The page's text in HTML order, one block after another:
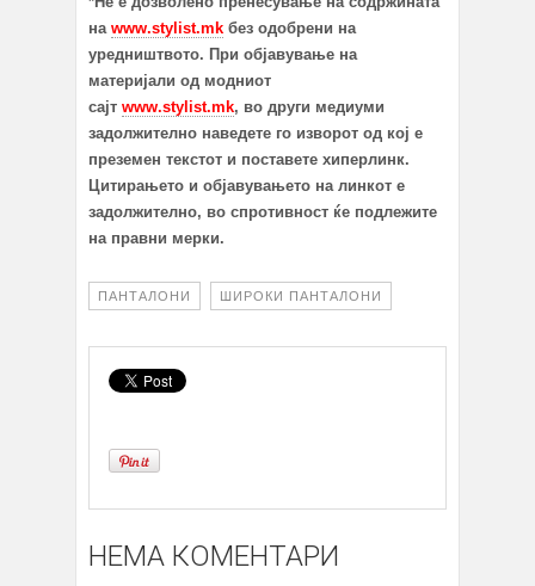
на www.stylist.mk без одобрени на
уредништвото. При објавување на
материјали од модниот
сајт www.stylist.mk, во други медиуми
задолжително наведете го изворот од кој е
преземен текстот и поставете хиперлинк.
Цитирањето и објавувањето на линкот е
задолжително, во спротивност ќе подлежите
на правни мерки.
ПАНТАЛОНИ ШИРОКИ ПАНТАЛОНИ
НЕМА КОМЕНТАРИ